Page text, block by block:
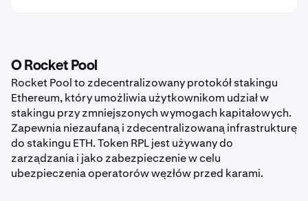
O Rocket Pool
Rocket Pool to zdecentralizowany protokół stakingu
Ethereum, który umożliwia użytkownikom udział w
stakingu przy zmniejszonych wymogach kapitałowych.
Zapewnia niezaufaną i zdecentralizowaną infrastrukturę
do stakingu ETH. Token RPL jest używany do
zarządzania i jako zabezpieczenie w celu
ubezpieczenia operatorów węzłów przed karami.